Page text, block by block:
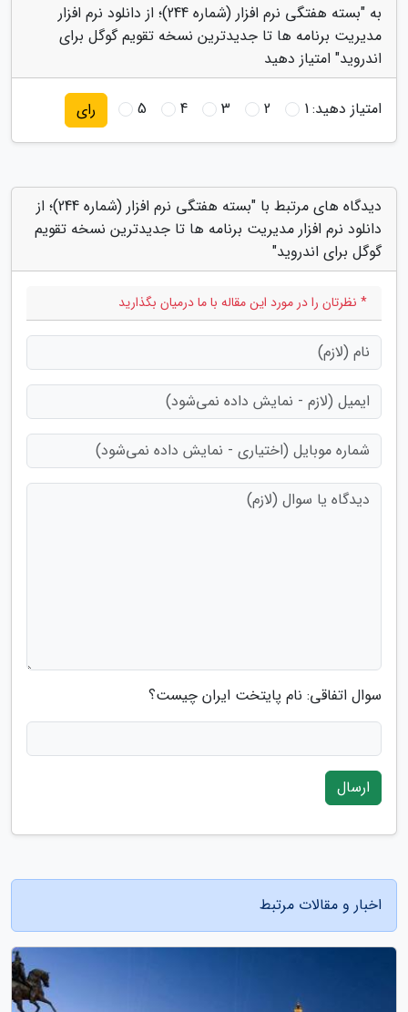
به "بسته هفتگی نرم افزار (شماره 244)؛ از دانلود نرم افزار
مدیریت برنامه ها تا جدیدترین نسخه تقویم گوگل برای
اندروید" امتیاز دهید
امتیاز دهید:1
2
3
4
5 رای
دیدگاه های مرتبط با "بسته هفتگی نرم افزار (شماره 244)؛ از
دانلود نرم افزار مدیریت برنامه ها تا جدیدترین نسخه تقویم
گوگل برای اندروید"
* نظرتان را در مورد این مقاله با ما درمیان بگذارید
سوال اتفاقی: نام پایتخت ایران چیست؟
ارسال
اخبار و مقالات مرتبط